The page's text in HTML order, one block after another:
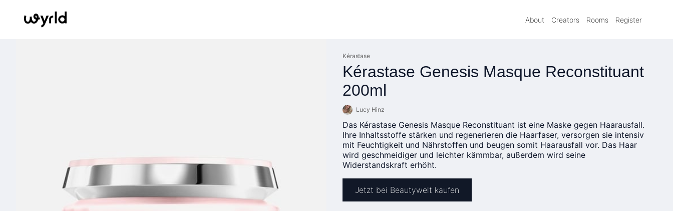
About Creators Rooms Register
Kérastase
Kérastase Genesis Masque Reconstituant
200ml
Lucy Hinz
Das Kérastase Genesis Masque Reconstituant ist eine Maske gegen Haarausfall.
Ihre Inhaltsstoffe stärken und regenerieren die Haarfaser, versorgen sie intensiv
mit Feuchtigkeit und Nährstoffen und beugen somit Haarausfall vor. Das Haar
wird geschmeidiger und leichter kämmbar, außerdem wird seine
Widerstandskraft erhöht.
Jetzt bei Beautywelt kaufen